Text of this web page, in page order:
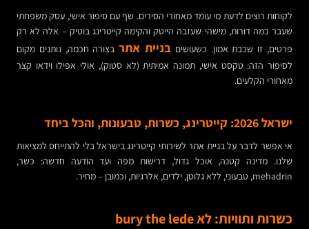
לקוחות רוצים לדעת מי עומד מאחורי הסירים. שף עם סיפור אישי, עסק משפחתי
שעבר כמה דורות, מישהי שעזבה הייטק והקימה קייטרינג בוטיק – אלה לא רק
פרטים, זו שכבת אמון. כשעושים בניית אתרבצורה חכמה, נותנים מקום
לסיפור הזה: טקסט אישי, תמונה אמיתית (לא סטוק), אולי אפילו וידאו קצר
מאחורי הקלעים.
ישראל 2026: קייטרינג, כשרות, טבעונות, והכל ביחד
אי אפשר לדבר על בניית אתר לשירותי קייטרינג בישראל בלי להתייחס למציאות
שלנו. מדינה קטנה, אוכל גדול, דרישות מפה ועד הודעה חדשה: כשר,
mehadrin, טבעוני, ללא גלוטן, ילדים, אלרגיות, וכמובן – מחיר.
כשרות ותוויות: לא bury the lede